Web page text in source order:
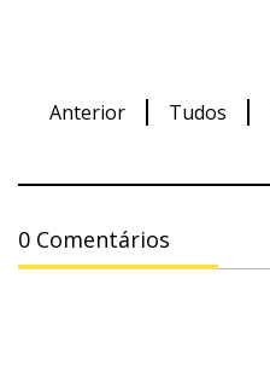
Anterior Tudos
0 Comentários